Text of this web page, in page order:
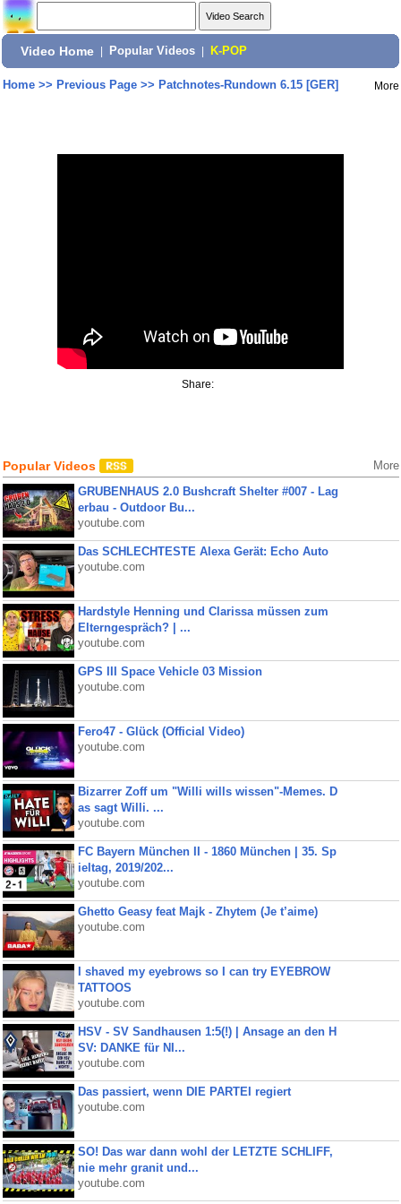
Video Home Popular Videos K-POP
Home>> Previous Page>> Patchnotes-Rundown 6.15 [GER] More
Share:
Popular Videos More
GRUBENHAUS 2.0 Bushcraft Shelter #007 - Lag
erbau - Outdoor Bu...
youtube.com
Das SCHLECHTESTE Alexa Gerät: Echo Auto
youtube.com
Hardstyle Henning und Clarissa müssen zum
Elterngespräch? | ...
youtube.com
GPS III Space Vehicle 03 Mission
youtube.com
Fero47 - Glück (Official Video)
youtube.com
Bizarrer Zoff um "Willi wills wissen"-Memes. D
as sagt Willi. ...
youtube.com
FC Bayern München II - 1860 München | 35. Sp
ieltag, 2019/202...
youtube.com
Ghetto Geasy feat Majk - Zhytem (Je t’aime)
youtube.com
I shaved my eyebrows so I can try EYEBROW
TATTOOS
youtube.com
HSV - SV Sandhausen 1:5(!) | Ansage an den H
SV: DANKE für NI...
youtube.com
Das passiert, wenn DIE PARTEI regiert
youtube.com
SO! Das war dann wohl der LETZTE SCHLIFF,
nie mehr granit und...
youtube.com